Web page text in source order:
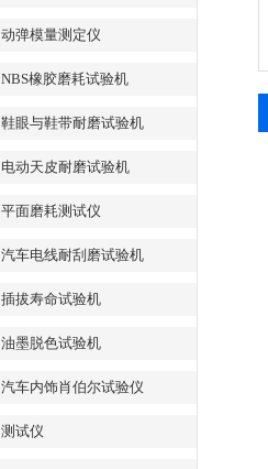
动弹模量测定仪
NBS橡胶磨耗试验机
鞋眼与鞋带耐磨试验机
电动天皮耐磨试验机
平面磨耗测试仪
汽车电线耐刮磨试验机
插拔寿命试验机
油墨脱色试验机
汽车内饰肖伯尔试验仪
测试仪